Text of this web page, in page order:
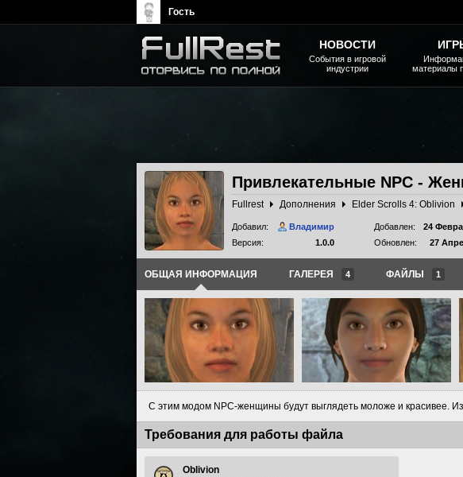
Привлекательные NPC -
Fullrest Дополнения Elder Scrolls 4: Oblivion
Добавил:
Владимир
Версия:
1.0.0
Добавлен:
24
Обновлен:
27
ОБЩАЯ ИНФОРМАЦИЯ ГАЛЕРЕЯ 4 ФАЙЛЫ 1
С этим модом NPC-женщины будут выглядеть моложе и красивее.
Требования для работы файла
Oblivion
НОВОСТИ
События в игровой
индустрии
материалы
Гость